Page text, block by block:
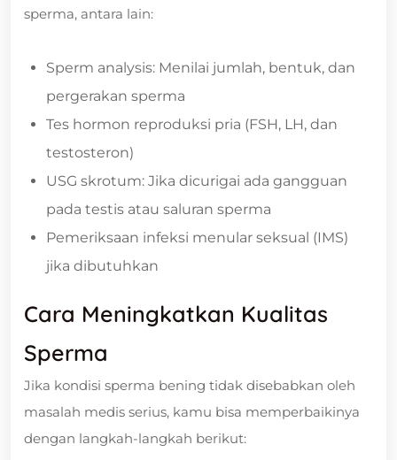
sperma, antara lain:
Sperm analysis: Menilai jumlah, bentuk, dan
pergerakan sperma
Tes hormon reproduksi pria (FSH, LH, dan
testosteron)
USG skrotum: Jika dicurigai ada gangguan
pada testis atau saluran sperma
Pemeriksaan infeksi menular seksual (IMS)
jika dibutuhkan
Cara Meningkatkan Kualitas
Sperma
Jika kondisi sperma bening tidak disebabkan oleh
masalah medis serius, kamu bisa memperbaikinya
dengan langkah-langkah berikut: